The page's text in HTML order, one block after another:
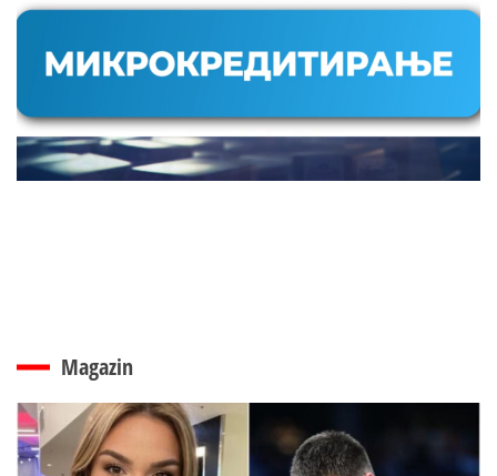
Magazin